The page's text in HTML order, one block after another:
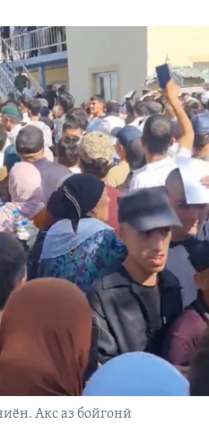
Акс аз бойгонӣ